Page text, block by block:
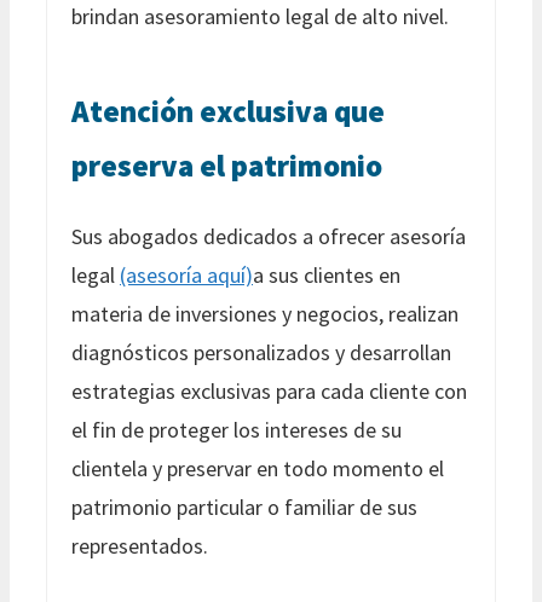
brindan asesoramiento legal de alto nivel.
Atención exclusiva que
preserva el patrimonio
Sus abogados dedicados a ofrecer asesoría
legal (asesoría aquí)a sus clientes en
materia de inversiones y negocios, realizan
diagnósticos personalizados y desarrollan
estrategias exclusivas para cada cliente con
el fin de proteger los intereses de su
clientela y preservar en todo momento el
patrimonio particular o familiar de sus
representados.